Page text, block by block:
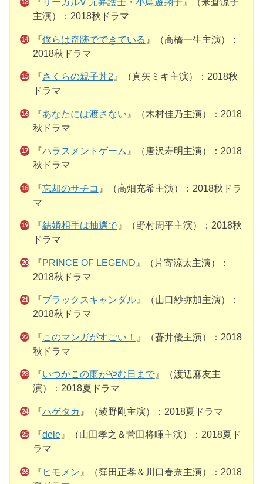
『 リーガルV 元弁護士・小鳥遊翔子』（米倉涼子
主演）：2018秋ドラマ
『僕らは奇跡でできている 』（高橋一生主演）：
2018秋ドラマ
『さくらの親子丼2』（真矢ミキ主演）：2018秋
ドラマ
『あなたには渡さない 』（木村佳乃主演）：2018
秋ドラマ
『ハラスメントゲーム 』（唐沢寿明主演）：2018
秋ドラマ
『忘却のサチコ 』（高畑充希主演）：2018秋ドラ
マ
『結婚相手は抽選で』（野村周平主演）：2018秋
ドラマ
『PRINCE OF LEGEND 』（片寄涼太主演）：
2018秋ドラマ
『ブラックスキャンダル』（山口紗弥加主演）：
2018秋ドラマ
『このマンガがすごい！
』（蒼井優主演）：2018
秋ドラマ
『いつかこの雨がやむ日まで』（渡辺麻友主
演）：2018夏ドラマ
『ハゲタカ 』（綾野剛主演）：2018夏ドラマ
『dele』（山田孝之＆菅田将暉主演）：2018夏ド
ラマ
『 ヒモメン 』（窪田正孝＆川口春奈主演）：2018